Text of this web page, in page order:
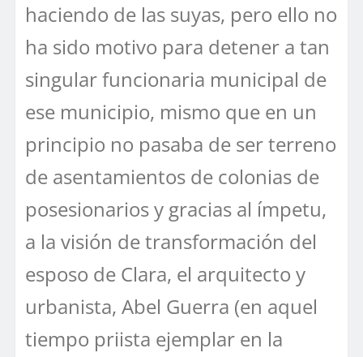
haciendo de las suyas, pero ello no
ha sido motivo para detener a tan
singular funcionaria municipal de
ese municipio, mismo que en un
principio no pasaba de ser terreno
de asentamientos de colonias de
posesionarios y gracias al ímpetu,
a la visión de transformación del
esposo de Clara, el arquitecto y
urbanista, Abel Guerra (en aquel
tiempo priista ejemplar en la